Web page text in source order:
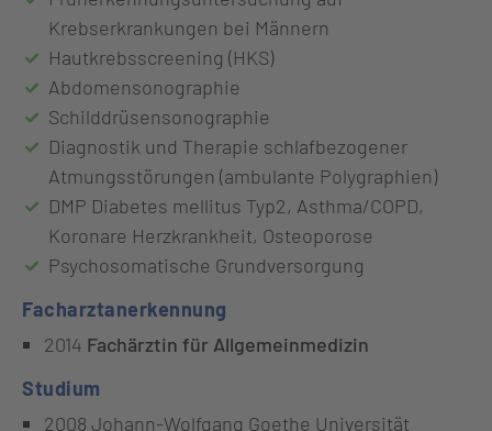
Krebserkrankungen bei Männern
Hautkrebsscreening (HKS)
Abdomensonographie
Schilddrüsensonographie
Diagnostik und Therapie schlafbezogener
Atmungsstörungen (ambulante Polygraphien)
DMP Diabetes mellitus Typ2, Asthma/COPD,
Koronare Herzkrankheit, Osteoporose
Psychosomatische Grundversorgung
Facharztanerkennung
2014 Fachärztin für Allgemeinmedizin
Studium
2008 Johann-Wolfgang Goethe Universität